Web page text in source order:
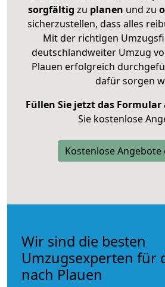
sorgfältig zu planen und zu
sicherzustellen, dass alles
Mit der richtigen
deutschlandweiter Umzug
Plauen erfolgreich
dafür sorgen
Füllen Sie jetzt das Formular
Sie kostenlose
Kostenlose Angebote
Wir sind die besten
Umzugsexperten für
nach Plauen